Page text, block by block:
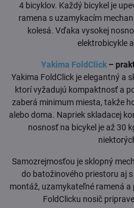
4 bicyklov. Každý bicykel je
ramena s uzamykacím
kolesá. Vďaka vysokej
elektrobicykle
Yakima FoldClick–
Yakima FoldClick je elegantný a
ktorí vyžadujú kompaktnosť a
zaberá minimum miesta, takže
alebo doma. Napriek skladacej
nosnosť na bicykel je až 30
Samozrejmosťou je sklopný
do batožinového priestoru aj
montáž, uzamykateľné ramená
FoldClicku nosič